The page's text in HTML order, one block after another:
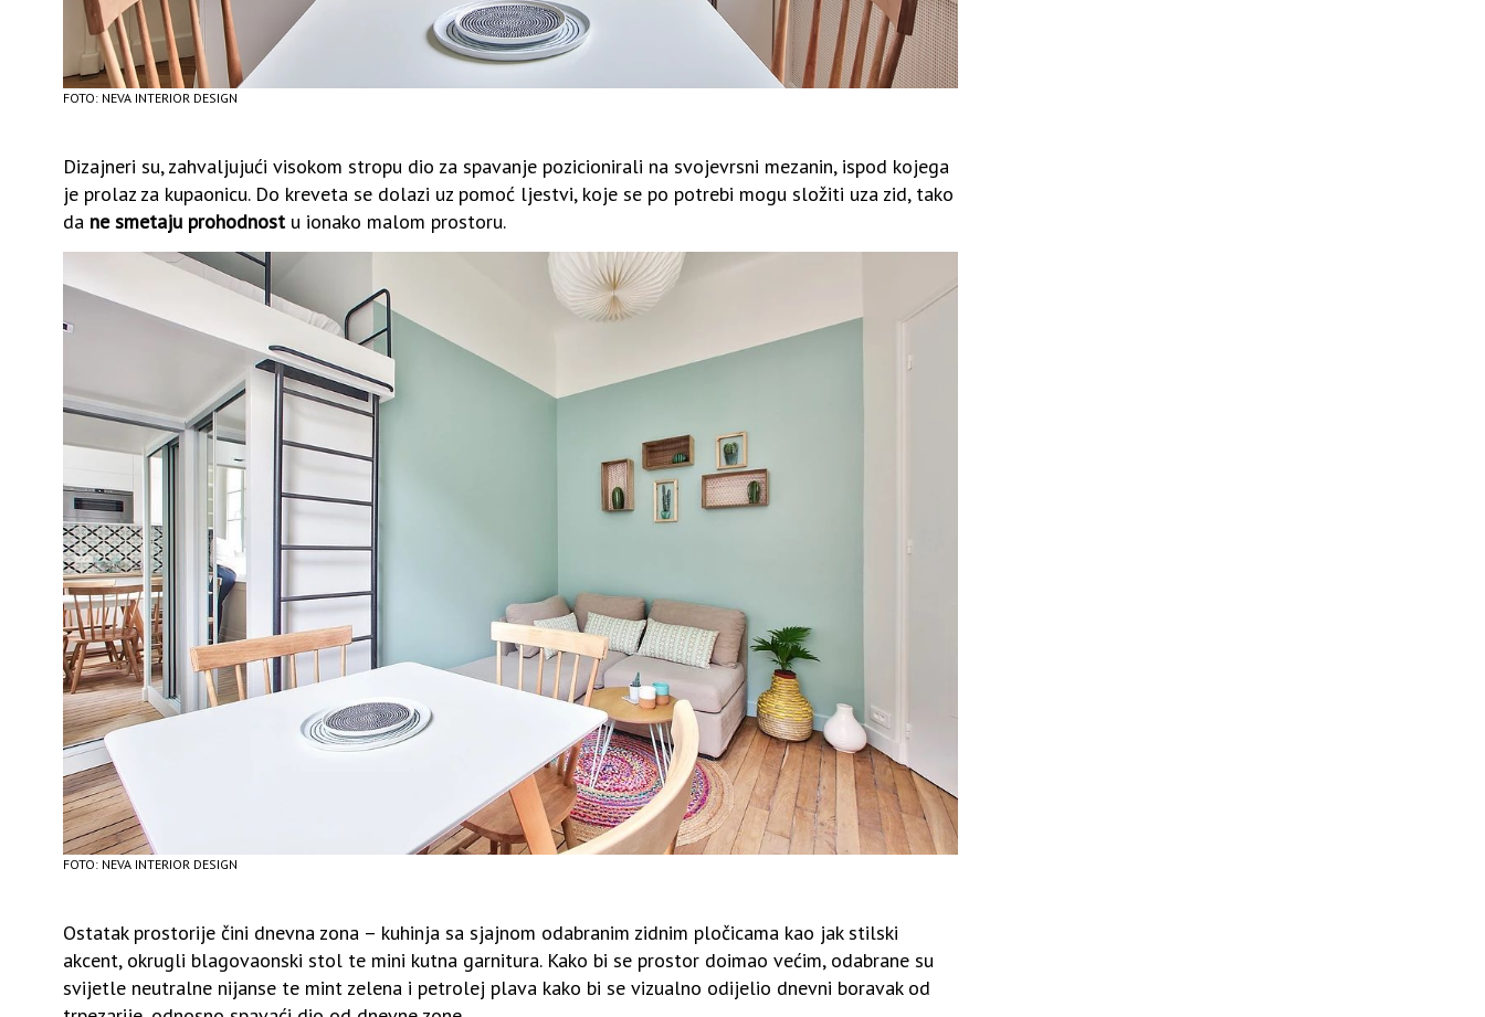
FOTO: NEVA INTERIOR DESIGN
Dizajneri su, zahvaljujući visokom stropu dio za spavanje pozicionirali na svojevrsni mezanin, ispod kojega
je prolaz za kupaonicu. Do kreveta se dolazi uz pomoć ljestvi, koje se po potrebi mogu složiti uza zid, tako
da ne smetaju prohodnost u ionako malom prostoru.
FOTO: NEVA INTERIOR DESIGN
Ostatak prostorije čini dnevna zona – kuhinja sa sjajnom odabranim zidnim pločicama kao jak stilski
akcent, okrugli blagovaonski stol te mini kutna garnitura. Kako bi se prostor doimao većim, odabrane su
svijetle neutralne nijanse te mint zelena i petrolej plava kako bi se vizualno odijelio dnevni boravak od